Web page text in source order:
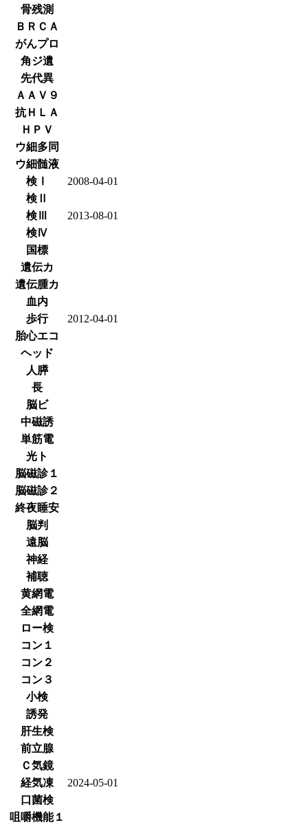
骨残測
ＢＲＣＡ
がんプロ
角ジ遺
先代異
ＡＡＶ９
抗ＨＬＡ
ＨＰＶ
ウ細多同
ウ細髄液
検Ⅰ
2008-04-01
検Ⅱ
検Ⅲ
2013-08-01
検Ⅳ
国標
遺伝カ
遺伝腫カ
血内
歩行
2012-04-01
胎心エコ
ヘッド
人膵
長
脳ビ
中磁誘
単筋電
光ト
脳磁診１
脳磁診２
終夜睡安
脳判
遠脳
神経
補聴
黄網電
全網電
ロー検
コン１
コン２
コン３
小検
誘発
肝生検
前立腺
Ｃ気鏡
経気凍
2024-05-01
口菌検
咀嚼機能１